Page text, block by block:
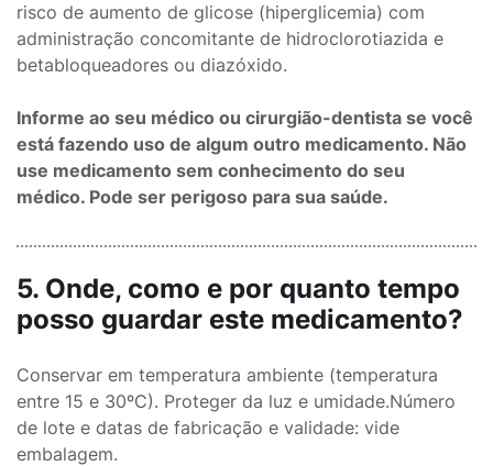
risco de aumento de glicose (hiperglicemia) com
administração concomitante de hidroclorotiazida e
betabloqueadores ou diazóxido.
Informe ao seu médico ou cirurgião-dentista se você
está fazendo uso de algum outro medicamento. Não
use medicamento sem conhecimento do seu
médico. Pode ser perigoso para sua saúde.
5. Onde, como e por quanto tempo
posso guardar este medicamento?
Conservar em temperatura ambiente (temperatura
entre 15 e 30ºC). Proteger da luz e umidade.Número
de lote e datas de fabricação e validade: vide
embalagem.